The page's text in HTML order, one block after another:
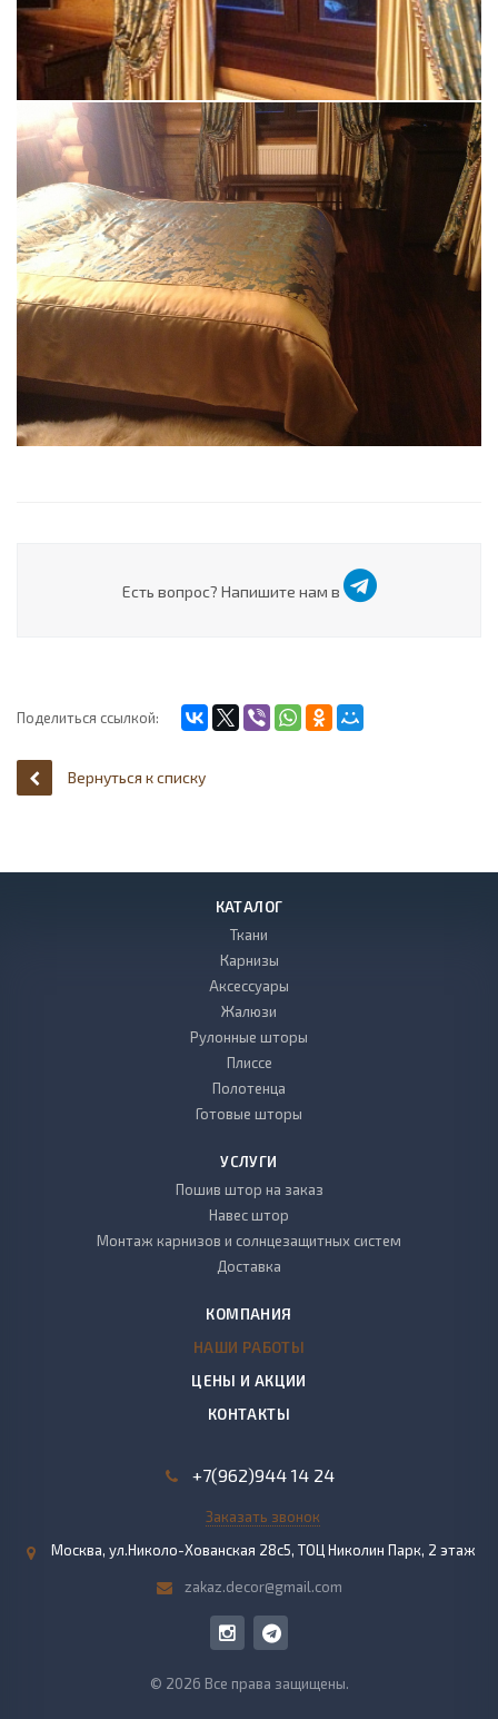
Есть вопрос? Напишите нам в
Поделиться ссылкой:
Вернуться к списку
КАТАЛОГ
Ткани
Карнизы
Аксессуары
Жалюзи
Рулонные шторы
Плиссе
Полотенца
Готовые шторы
УСЛУГИ
Пошив штор на заказ
Навес штор
Монтаж карнизов и солнцезащитных систем
Доставка
КОМПАНИЯ
НАШИ РАБОТЫ
ЦЕНЫ И АКЦИИ
КОНТАКТЫ
+7(962)944 14 24
Заказать звонок
Москва, ул.Николо-Хованская 28с5, ТОЦ Николин Парк, 2 этаж
zakaz.decor@gmail.com
© 2026 Все права защищены.